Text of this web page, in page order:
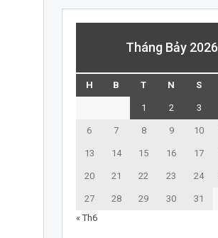
Tháng Bảy 2026
H B T N S
1 2 3
6 7 8 9 10
13 14 15 16 17
20 21 22 23 24
27 28 29 30
31
« Th6